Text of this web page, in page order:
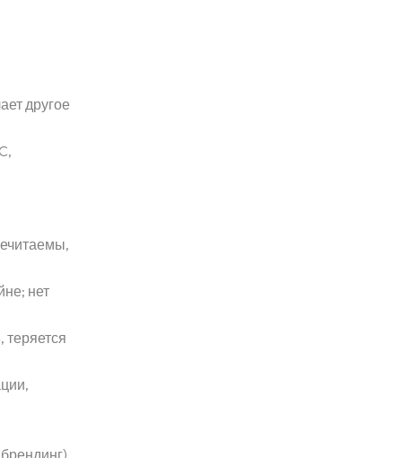
другое
нет
теряется